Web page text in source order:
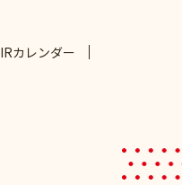
IRカレンダー